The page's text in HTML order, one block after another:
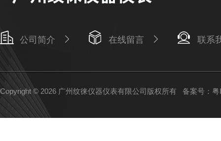
公司简介 在线留言 联系
Copyright © 2026 广州纹徕仪器仪表有限公司版权所有 备案号：